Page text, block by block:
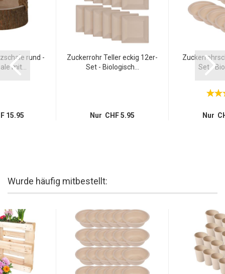
rund -
mit...
15.95
Zuckerrohr Teller eckig 12er-
Set - Biologisch...
Nur CHF 5.95
Set -
Nur
Wurde häufig mitbestellt: